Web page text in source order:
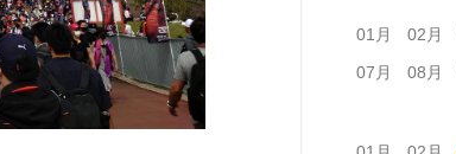
01月 02月
07月
08月